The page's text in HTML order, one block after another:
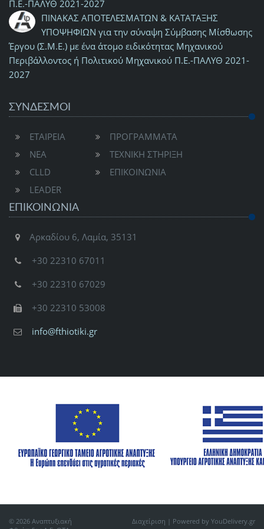
Π.Ε.-ΠΑΛΥΘ 2021-2027
ΠΙΝΑΚΑΣ ΑΠΟΤΕΛΕΣΜΑΤΩΝ & ΚΑΤΑΤΑΞΗΣ
ΥΠΟΨΗΦΙΩΝ για την σύναψη Σύμβασης Μίσθωσης
Έργου (Σ.Μ.Ε.) με ένα άτομο ειδικότητας Μηχανικού
Περιβάλλοντος ή Πολιτικού Μηχανικού Π.Ε.-ΠΑΛΥΘ 2021-
2027
ΣΥΝΔΕΣΜΟΙ
ΕΤΑΙΡΕΙΑ
ΝΕΑ
CLLD
LEADER
ΠΡΟΓΡΑΜΜΑΤΑ
ΤΕΧΝΙΚΗ ΣΤΗΡΙΞΗ
ΕΠΙΚΟΙΝΩΝΙΑ
ΕΠΙΚΟΙΝΩΝΊΑ
Αρκαδίου 6, Λαμία, 35131
+30 22310 67011
+30 22310 67029
+30 22310 53008
info@fthiotiki.gr
© 2026 Αναπτυξιακή
Διαχείριση | Powered by YouDelivery.gr